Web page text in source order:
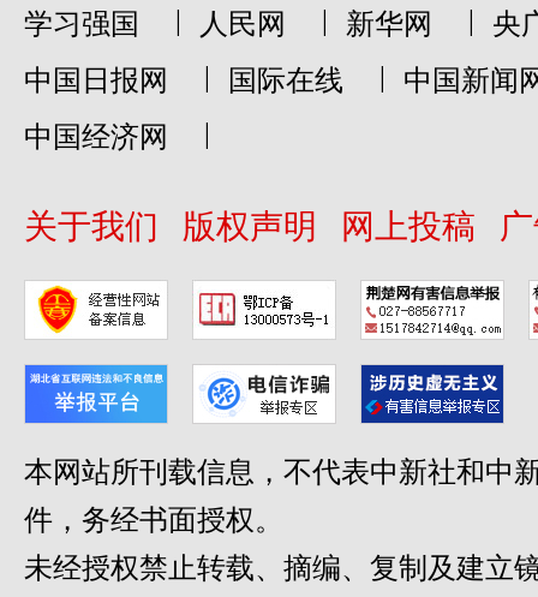
学习强国 | 人民网 | 新华网 |
央
中国日报网
| 国际在线 |
中国新闻
中国经济网
|
关于我们 版权声明 网上投稿
本网站所刊载信息，不代表中新社和中
件，务经书面授权。
未经授权禁止转载、摘编、复制及建立